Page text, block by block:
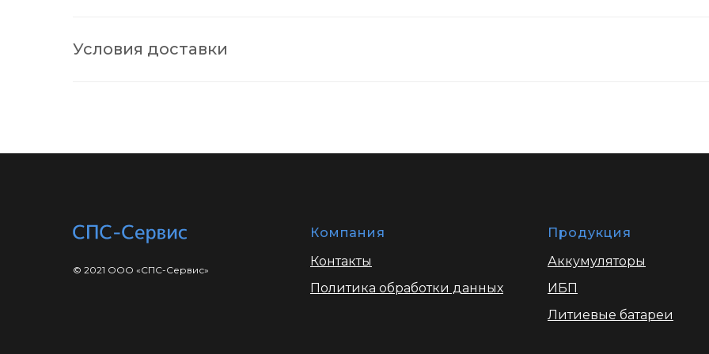
Условия доставки
© 2021 ООО «СПС-Сервис»
Компания
Контакты
Политика обработки данных
Продукция
Аккумуляторы
ИБП
Литиевые батареи